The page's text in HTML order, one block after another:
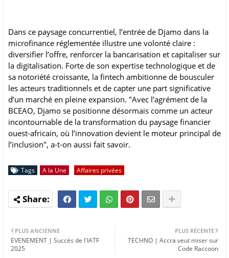
Dans ce paysage concurrentiel, l’entrée de Djamo dans la
microfinance réglementée illustre une volonté claire :
diversifier l’offre, renforcer la bancarisation et capitaliser sur
la digitalisation. Forte de son expertise technologique et de
sa notoriété croissante, la fintech ambitionne de bousculer
les acteurs traditionnels et de capter une part significative
d’un marché en pleine expansion. "Avec l’agrément de la
BCEAO, Djamo se positionne désormais comme un acteur
incontournable de la transformation du paysage financier
ouest-africain, où l’innovation devient le moteur principal de
l’inclusion", a-t-on aussi fait savoir.
Tags A la Une Affaires privées
PLUS RÉCENTE
TECHNO | Accra veut miser sur
Code Raccoon
PLUS ANCIENNE
EVENEMENT | Succès de l'IATF
2025